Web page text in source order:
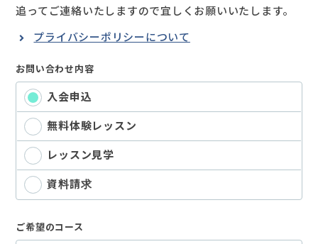
生徒さまの声
ピアノ・エレクトーンコンクール
お申込み・お問い合わせ
追ってご連絡いたしますので宜しくお願いいたします。
プライバシーポリシーについて
お問い合わせ内容
入会申込
無料体験レッスン
レッスン見学
資料請求
ご希望のコース